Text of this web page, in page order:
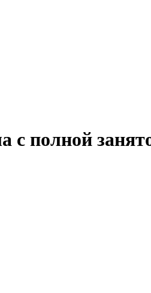
с полной